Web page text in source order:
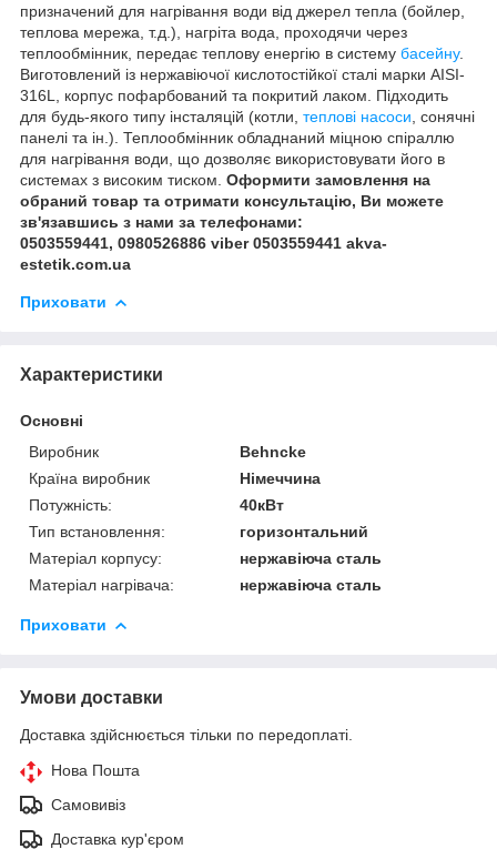
призначений для нагрівання води від джерел тепла (бойлер,
теплова мережа, т.д.), нагріта вода, проходячи через
теплообмінник, передає теплову енергію в систему басейну.
Виготовлений із нержавіючої кислотостійкої сталі марки AISI-
316L, корпус пофарбований та покритий лаком. Підходить
для будь-якого типу інсталяцій (котли, теплові насоси , сонячні
панелі та ін.). Теплообмінник обладнаний міцною спіраллю
для нагрівання води, що дозволяє використовувати його в
системах з високим тиском. Оформити замовлення на
обраний товар та отримати консультацію, Ви можете
зв'язавшись з нами за телефонами:
0503559441, 0980526886 viber 0503559441 akva-
estetik.com.ua
Приховати
Характеристики
Основні
Виробник
Behncke
Країна виробник
Німеччина
Потужність:
40кВт
Тип встановлення:
горизонтальний
Матеріал корпусу:
нержавіюча сталь
Матеріал нагрівача:
нержавіюча сталь
Приховати
Умови доставки
Доставка здійснюється тільки по передоплаті.
Нова Пошта
Самовивіз
Доставка кур'єром